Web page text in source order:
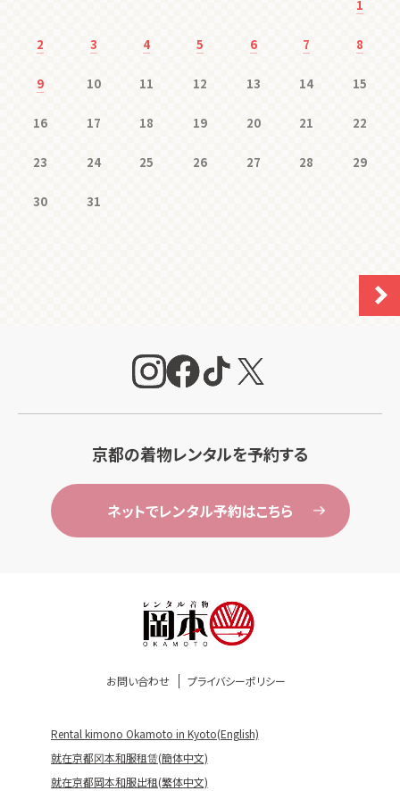
1
2 3 4 5 6 7 8
9 10 11 12 13 14 15
16 17 18 19 20 21 22
23 24 25 26 27 28 29
30 31
京都の着物レンタルを予約する
ネットでレンタル予約はこちら
お問い合わせ プライバシーポリシー
Rental kimono Okamoto in Kyoto(English)
就在京都冈本和服租赁(簡体中文)
就在京都岡本和服出租(繁体中文)